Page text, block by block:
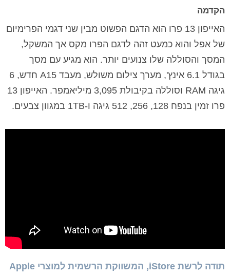
הקדמה
האייפון 13 פרו הוא הדגם הפשוט מבין שני דגמי הפרימיום
של אפל והוא כמעט זהה לדגם הפרו מקס אך המשקל,
המסך והסוללה שלו צנועים יותר. הוא מגיע עם מסך
בגודל 6.1 אינץ', מערך צילום משולש, מעבד A15 חדש, 6
גיגה RAM וסוללה בקיבולת 3,095 מיליאמפר. האייפון 13
פרו זמין בנפח 128, 256, 512 גיגה ו-1TB במגוון צבעים.
תודה לרשת iStore, המשווקת הרשמית למוצרי Apple